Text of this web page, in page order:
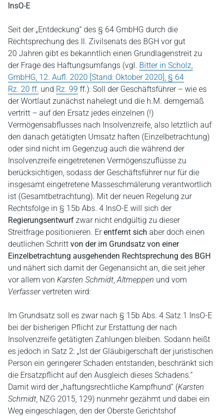
InsO-E
Seit der „Entdeckung“ des § 64 GmbHG durch die
Rechtsprechung des II. Zivilsenats des BGH vor gut
20 Jahren gibt es bekanntlich einen Grundlagenstreit zu
der Frage des Haftungsumfangs (vgl. Bitter in Scholz,
GmbHG, 12. Aufl. 2020 [Stand: Oktober 2020], § 64
Rz. 20 ff. und Rz. 99 ff.): Soll der Geschäftsführer – wie es
der Wortlaut zunächst nahelegt und die h.M. demgemäß
vertritt – auf den Ersatz jedes einzelnen (!)
Vermögensabflusses nach Insolvenzreife, also letztlich auf
den danach getätigten Umsatz haften (Einzelbetrachtung)
oder sind nicht im Gegenzug auch die während der
Insolvenzreife eingetretenen Vermögenszuflüsse zu
berücksichtigen, sodass der Geschäftsführer nur für die
insgesamt eingetretene Masseschmälerung verantwortlich
ist (Gesamtbetrachtung). Mit der neuen Regelung zur
Rechtsfolge in § 15b Abs. 4 InsO-E will sich der
Regierungsentwurf zwar nicht endgültig zu dieser
Streitfrage positionieren. Erentfernt sich aber doch einen
deutlichen Schritt von der im Grundsatz von einer
Einzelbetrachtung ausgehenden Rechtsprechung des BGH
und nähert sich damit der Gegenansicht an, die seit jeher
vor allem von Karsten Schmidt,Altmeppen und vom
Verfasservertreten wird:
Im Grundsatz soll es zwar nach § 15b Abs. 4 Satz 1 InsO-E
bei der bisherigen Pflicht zur Erstattung der nach
Insolvenzreife getätigten Zahlungen bleiben. Sodann heißt
es jedoch in Satz 2: „Ist der Gläubigerschaft der juristischen
Person ein geringerer Schaden entstanden, beschränkt sich
die Ersatzpflicht auf den Ausgleich dieses Schadens.“
Damit wird der „haftungsrechtliche Kampfhund“ (Karsten
Schmidt, NZG 2015, 129) nunmehr gezähmt und dabei ein
Weg eingeschlagen, den der Oberste Gerichtshof